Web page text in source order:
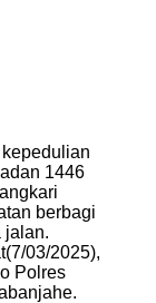
1446
berbagi
jalan.
03/2025),
Polres